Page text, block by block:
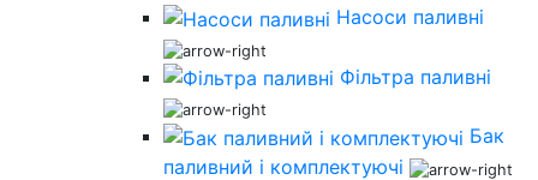
Насоси паливні
Фільтра паливні
Бак
паливний і комплектуючі